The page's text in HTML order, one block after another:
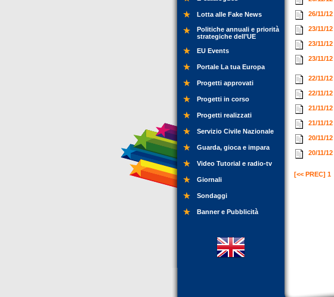
Lotta alle Fake News
Politiche annuali e priorità
strategiche dell’UE
EU Events
Portale La tua Europa
Progetti approvati
Progetti in corso
Progetti realizzati
Servizio Civile Nazionale
Guarda, gioca e impara
Video Tutorial e radio-tv
Giornali
Sondaggi
Banner e Pubblicità
26/11/12
23/11/12
23/11/12
23/11/12
22/11/12
22/11/12
21/11/12
21/11/12
20/11/12
20/11/12
[<< PREC] 1